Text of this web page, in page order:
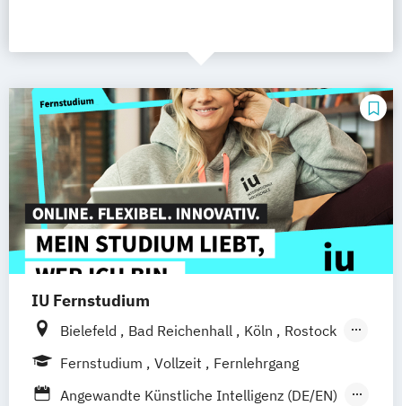
IU Fernstudium
Bielefeld Bad Reichenhall Köln
Rostock
Freiburg
Frankfurt am Main
Fernstudium Vollzeit
Fernlehrgang
Angewandte Künstliche Intelligenz (DE/EN)